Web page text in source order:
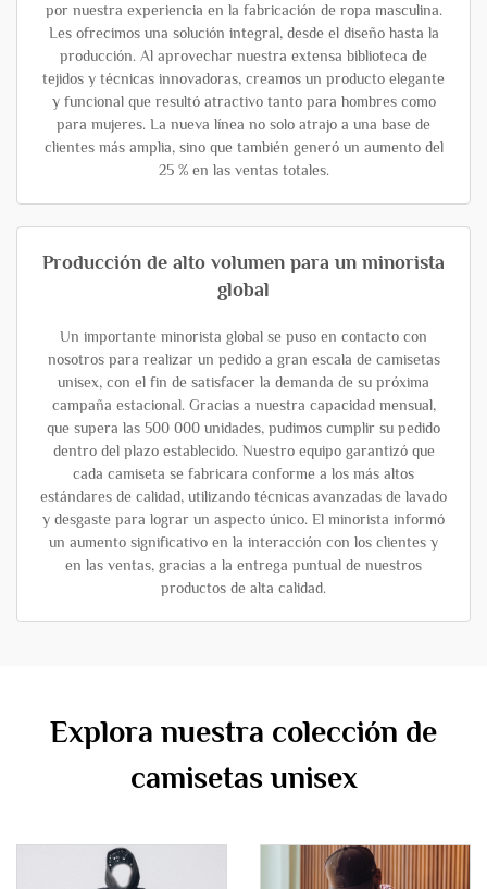
por nuestra experiencia en la fabricación de ropa masculina.
Les ofrecimos una solución integral, desde el diseño hasta la
producción. Al aprovechar nuestra extensa biblioteca de
tejidos y técnicas innovadoras, creamos un producto elegante
y funcional que resultó atractivo tanto para hombres como
para mujeres. La nueva línea no solo atrajo a una base de
clientes más amplia, sino que también generó un aumento del
25 % en las ventas totales.
Producción de alto volumen para un minorista
global
Un importante minorista global se puso en contacto con
nosotros para realizar un pedido a gran escala de camisetas
unisex, con el fin de satisfacer la demanda de su próxima
campaña estacional. Gracias a nuestra capacidad mensual,
que supera las 500 000 unidades, pudimos cumplir su pedido
dentro del plazo establecido. Nuestro equipo garantizó que
cada camiseta se fabricara conforme a los más altos
estándares de calidad, utilizando técnicas avanzadas de lavado
y desgaste para lograr un aspecto único. El minorista informó
un aumento significativo en la interacción con los clientes y
en las ventas, gracias a la entrega puntual de nuestros
productos de alta calidad.
Explora nuestra colección de
camisetas unisex